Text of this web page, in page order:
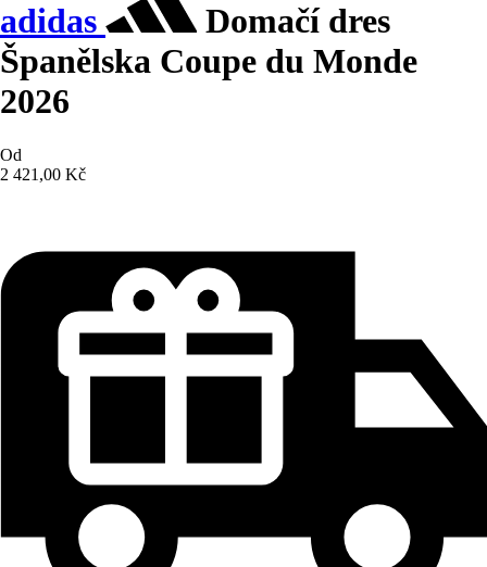
adidas
Domačí dres
Španělska Coupe du Monde
2026
Od
2 421,00 Kč